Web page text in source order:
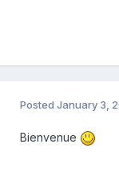
Posted January 3,
Bienvenue